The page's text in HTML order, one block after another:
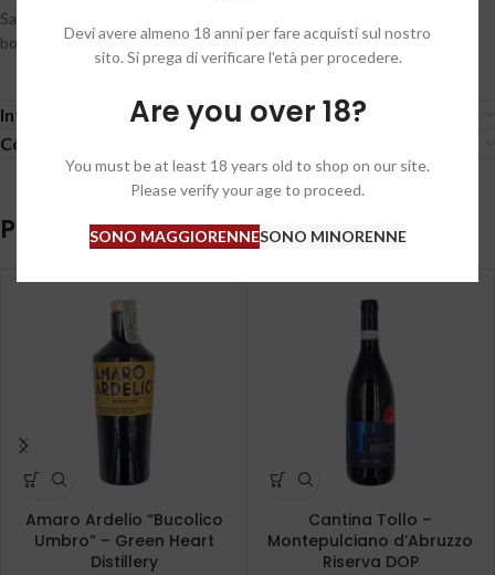
Devi avere almeno 18 anni per fare acquisti sul nostro
sito. Si prega di verificare l'età per procedere.
Are you over 18?
You must be at least 18 years old to shop on our site.
Please verify your age to proceed.
SONO MAGGIORENNESONO MINORENNE
Sapore: morbido, avvolgente, ha stoffa setosa che rimane a lungo in
bocca. Conferma le seducenti sensazioni avvertite al profumo.
Informazioni aggiuntive
Condizioni generali / General conditions
Prodotti correlati
Amaro Ardelio “Bucolico
Umbro” – Green Heart
Distillery
Cantina Tollo –
Montepulciano d’Abruzzo
Riserva DOP